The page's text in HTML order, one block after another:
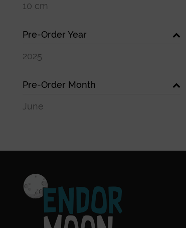
10 cm
Pre-Order Year
2025
Pre-Order Month
June